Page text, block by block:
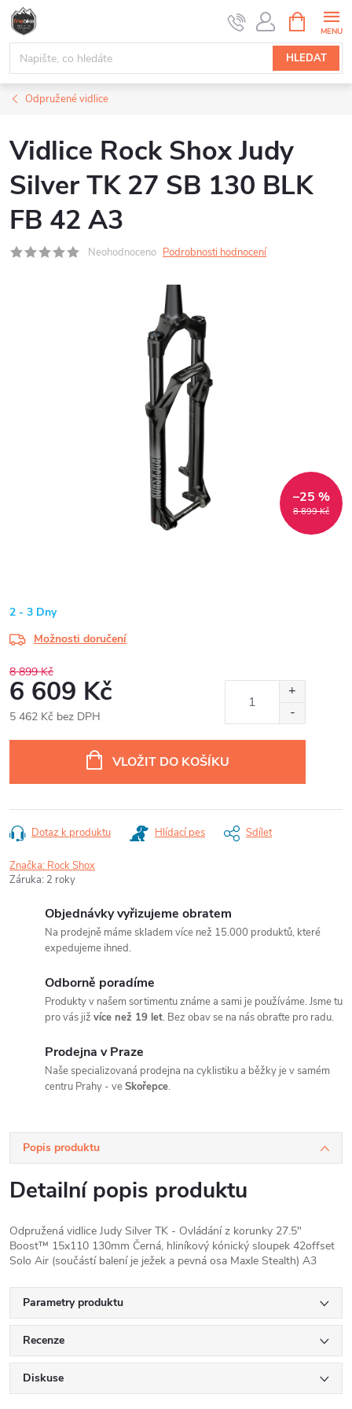
Přejít
obsah
HLEDAT
NÁKUPNÍ
KOŠÍK
Odpružené vidlice
Vidlice Rock Shox Judy
Silver TK 27 SB 130 BLK
FB 42 A3
Neohodnoceno Podrobnosti hodnocení
8 899 Kč
–25 %
2 - 3 Dny
Možnosti doručení
8 899 Kč
6 609 Kč
5 462 Kč bez DPH
VLOŽIT DO KOŠÍKU
Dotaz k produktu Hlídací pes Sdílet
Značka: Rock Shox
Záruka: 2 roky
Objednávky vyřizujeme obratem
Na prodejně máme skladem více než 15.000 produktů, které
expedujeme ihned.
Odborně poradíme
Produkty v našem sortimentu známe a sami je používáme. Jsme tu
pro vás již více než 19 let. Bez obav se na nás obraťte pro radu.
Prodejna v Praze
Naše specializovaná prodejna na cyklistiku a běžky je v samém
centru Prahy - veSkořepce.
Popis produktu
Detailní popis produktu
Odpružená vidlice Judy Silver TK - Ovládání z korunky 27.5"
Boost™ 15x110 130mm Černá, hliníkový kónický sloupek 42offset
Solo Air (součástí balení je ježek a pevná osa Maxle Stealth) A3
Parametry produktu
Recenze
Diskuse